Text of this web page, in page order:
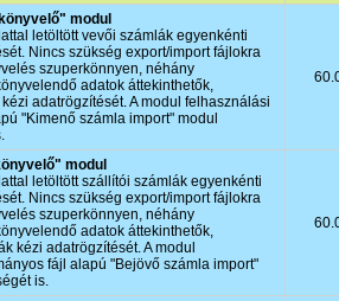
modul
letöltött vevői számlák egyenkénti
Nincs szükség export/import fájlokra
szuperkönnyen, néhány
adatok áttekinthetők,
adatrögzítését. A modul felhasználási
"Kimenő számla import" modul
modul
letöltött szállítói számlák egyenkénti
Nincs szükség export/import fájlokra
szuperkönnyen, néhány
adatok áttekinthetők,
kézi adatrögzítését. A modul
fájl alapú "Bejövő számla import"
is.